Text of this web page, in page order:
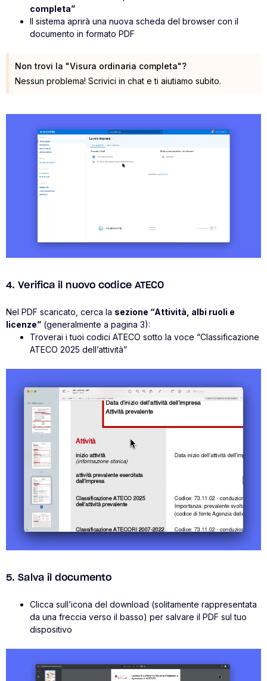
completa”
Il sistema aprirà una nuova scheda del browser con il
documento in formato PDF
Non trovi la "Visura ordinaria completa"?
Nessun problema! Scrivici in chat e ti aiutiamo subito.
4. Verifica il nuovo codice ATECO
Nel PDF scaricato, cerca la sezione “Attività, albi ruoli e
licenze” (generalmente a pagina 3):
Troverai i tuoi codici ATECO sotto la voce “Classificazione
ATECO 2025 dell’attività”
5. Salva il documento
Clicca sull’icona del download (solitamente rappresentata
da una freccia verso il basso) per salvare il PDF sul tuo
dispositivo